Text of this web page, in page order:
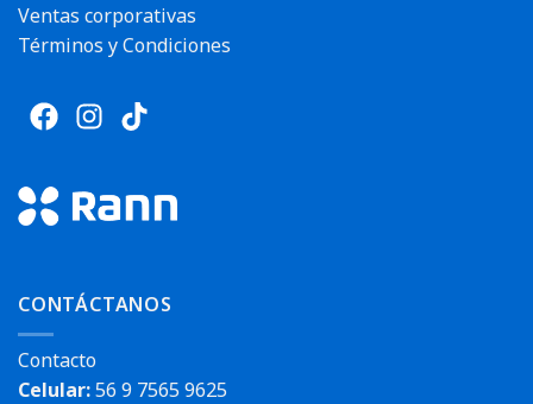
Ventas corporativas
Términos y Condiciones
CONTÁCTANOS
Contacto
Celular:56 9 7565 9625